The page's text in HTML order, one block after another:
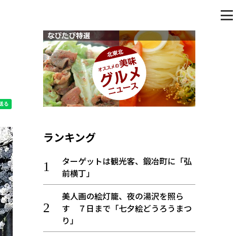
ランキング
ターゲットは観光客、鍛冶町に「弘
前横丁」
美人画の絵灯籠、夜の湯沢を照ら
す ７日まで「七夕絵どうろうまつ
り」